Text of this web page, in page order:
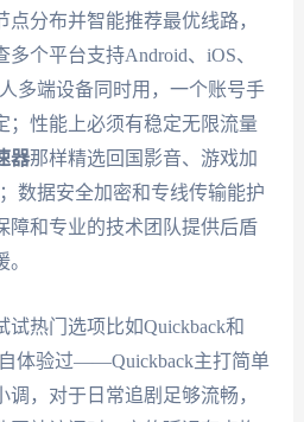
分布并智能推荐最优线路，
个平台支持Android、iOS、
多端设备同时用，一个账号手
；性能上必须有稳定无限流量
器那样精选回国影音、游戏加
数据安全加密和专线传输能护
障和专业的技术团队提供后盾
热门选项比如Quickback和
体验过——Quickback主打简单
，对于日常追剧足够流畅，